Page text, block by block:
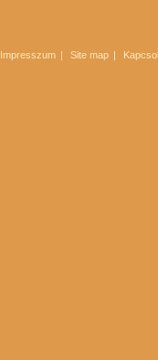
Impresszum Site map